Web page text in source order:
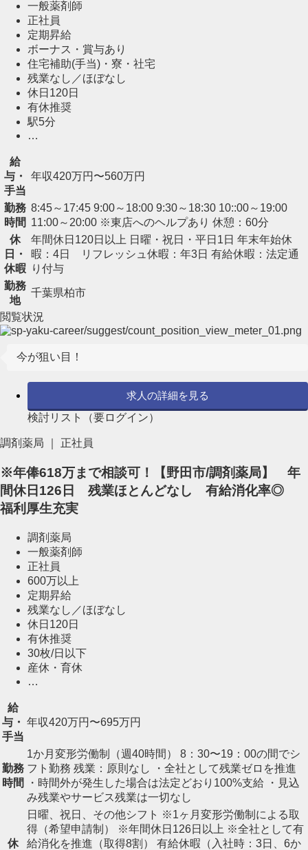
一般薬剤師
正社員
定期昇給
ボーナス・賞与あり
住宅補助(手当)・寮・社宅
残業なし／ほぼなし
休日120日
有休推奨
駅5分
…
給
与・
手当
年収420万円〜560万円
勤務
時間
8:45～17:45 9:00～18:00 9:30～18:30 10::00～19:00
11:00～20:00 ※東店へのヘルプあり 休憩：60分
休
日・
休暇
年間休日120日以上 日曜・祝日・平日1日 年末年始休
暇：4日 リフレッシュ休暇：年3日 有給休暇：法定通
り付与
勤務
地
千葉県柏市
閲覧状況
今が狙い目！
求人の詳細を見る
検討リスト（要ログイン）
調剤薬局 ｜ 正社員
※年俸618万まで相談可！【野田市/調剤薬局】 年
間休日126日 残業ほとんどなし 有給消化率◎
福利厚生充実
調剤薬局
一般薬剤師
正社員
600万以上
定期昇給
残業なし／ほぼなし
休日120日
有休推奨
30枚/日以下
産休・育休
…
給
与・
手当
年収420万円〜695万円
勤務
時間
1か月変形労働制（週40時間） 8：30〜19：00の間でシ
フト勤務 残業：原則なし ・全社として残業ゼロを推進
・時間外が発生した場合は法定どおり100%支給 ・見込
み残業やサービス残業は一切なし
休
日曜、祝日、その他シフト ※1ヶ月変形労働制による取
得（希望申請制） ※年間休日126日以上 ※全社として有
給消化を推進（取得8割） 有給休暇（入社時：3日、6か